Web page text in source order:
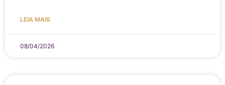
LEIA MAIS
08/04/2026